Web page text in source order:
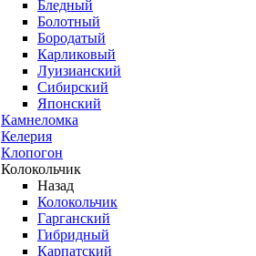
Бледный
Болотный
Бородатый
Карликовый
Луизианский
Сибирский
Японский
Камнеломка
Келерия
Клопогон
Колокольчик
Назад
Колокольчик
Гарганский
Гибридный
Карпатский